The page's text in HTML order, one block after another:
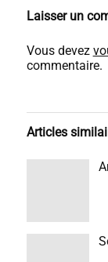
Laisser un
Vous devez
commentaire.
Articles